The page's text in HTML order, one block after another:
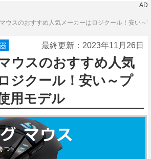
AD
ウスのおすすめ人気メーカーはロジクール！安い～
最終更新： 2023年11月26日
ウスのおすすめ人気
ジクール！安い～プ
用モデル